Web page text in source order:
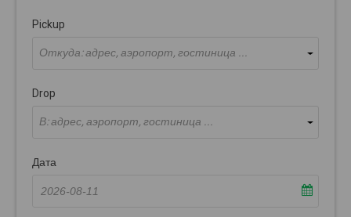
Pickup
Откуда: адрес, аэропорт, гостиница ...
Drop
В: адрес, аэропорт, гостиница ...
Дата